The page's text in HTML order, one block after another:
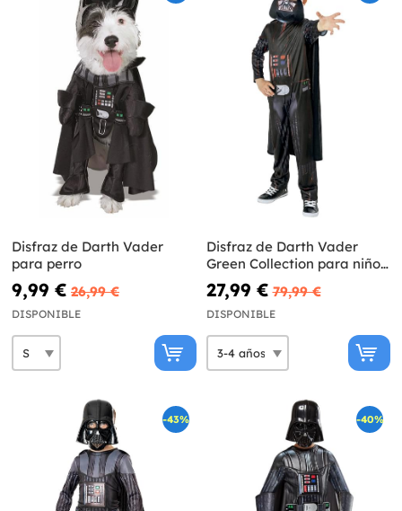
Disfraz de Darth Vader
para perro
9,99 € 26,99 €
DISPONIBLE
Disfraz de Darth Vader
Green Collection para niño -
Star Wars
27,99 € 79,99 €
DISPONIBLE
-43% -40%